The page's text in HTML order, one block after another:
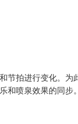
节拍进行变化。
和喷泉效果的同